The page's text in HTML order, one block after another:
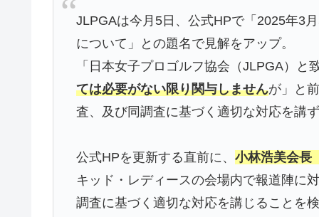
JLPGAは今月5日、公式HPで「2025年3
について」との題名で見解をアップ。
「日本女子プロゴルフ協会（JLPGA）と
ては必要がない限り関与しませんが」と
査、及び同調査に基づく適切な対応を
公式HPを更新する直前に、小林浩美会長
キッド・レディースの会場内で報道陣に
調査に基づく適切な対応を講じることを